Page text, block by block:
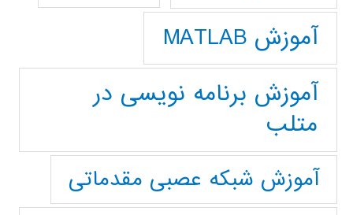
آموزش MATLAB
آموزش برنامه نویسی در
متلب
آموزش شبکه عصبی مقدماتی